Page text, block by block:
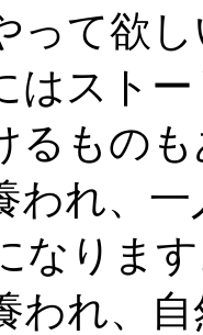
って欲
はスト
るもの
われ、
なりま
われ、